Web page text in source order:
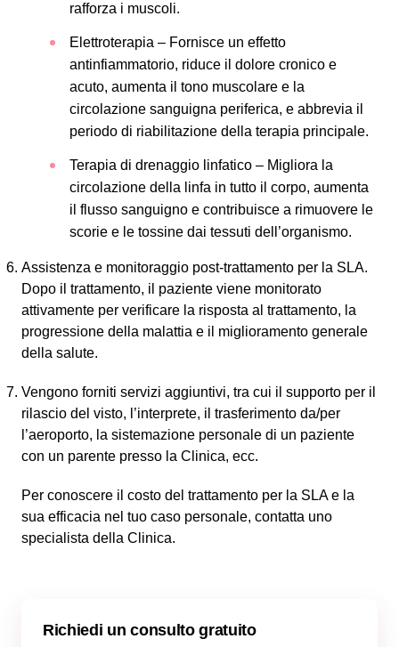
rafforza i muscoli.
Elettroterapia – Fornisce un effetto
antinfiammatorio, riduce il dolore cronico e
acuto, aumenta il tono muscolare e la
circolazione sanguigna periferica, e abbrevia il
periodo di riabilitazione della terapia principale.
Terapia di drenaggio linfatico – Migliora la
circolazione della linfa in tutto il corpo, aumenta
il flusso sanguigno e contribuisce a rimuovere le
scorie e le tossine dai tessuti dell’organismo.
Assistenza e monitoraggio post-trattamento per la SLA.
Dopo il trattamento, il paziente viene monitorato
attivamente per verificare la risposta al trattamento, la
progressione della malattia e il miglioramento generale
della salute.
Vengono forniti servizi aggiuntivi, tra cui il supporto per il
rilascio del visto, l’interprete, il trasferimento da/per
l’aeroporto, la sistemazione personale di un paziente
con un parente presso la Clinica, ecc.
Per conoscere il costo del trattamento per la SLA e la
sua efficacia nel tuo caso personale, contatta uno
specialista della Clinica.
Richiedi un consulto gratuito